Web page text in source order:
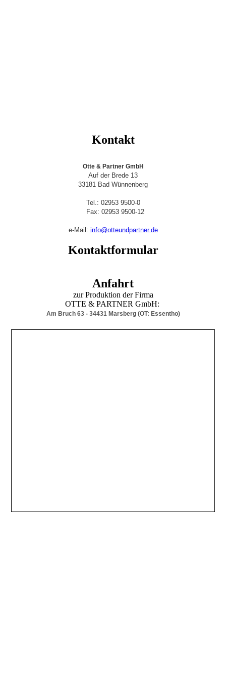
Kontakt
Otte & Partner GmbH
Auf der Brede 13
33181 Bad Wünnenberg
Tel.: 02953 9500-0
Fax: 02953 9500-12
e-Mail: info@otteundpartner.de
Kontaktformular
Anfahrt
zur Produktion der Firma
OTTE & PARTNER GmbH:
Am Bruch 63 - 34431 Marsberg (OT: Essentho)